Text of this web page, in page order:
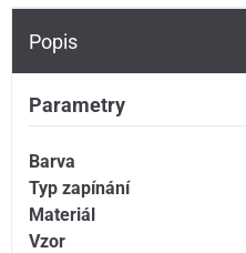
Popis
Parametry
Barva
Typ zapínání
Materiál
Vzor